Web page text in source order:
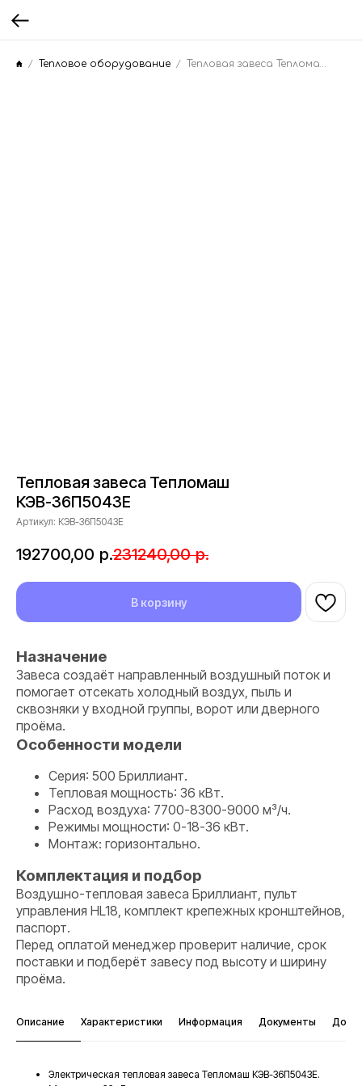
Тепловое оборудование
Тепловая завеса Тепломаш
КЭВ-36П5043Е
Артикул: КЭВ-36П5043Е
192700,00 р.231240,00 р.
В корзину
Назначение
Завеса создаёт направленный воздушный поток и
помогает отсекать холодный воздух, пыль и
сквозняки у входной группы, ворот или дверного
проёма.
Особенности модели
Серия: 500 Бриллиант.
Тепловая мощность: 36 кВт.
Расход воздуха: 7700-8300-9000 м³/ч.
Режимы мощности: 0-18-36 кВт.
Монтаж: горизонтально.
Комплектация и подбор
Воздушно-тепловая завеса Бриллиант, пульт
управления HL18, комплект крепежных кронштейнов,
паспорт.
Перед оплатой менеджер проверит наличие, срок
поставки и подберёт завесу под высоту и ширину
проёма.
Описание Характеристики Информация Документы
Электрическая тепловая завеса Тепломаш КЭВ-36П5043Е.